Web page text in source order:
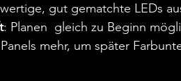
gut gematchte LEDs
: Planen  gleich zu Beginn
mehr, um später